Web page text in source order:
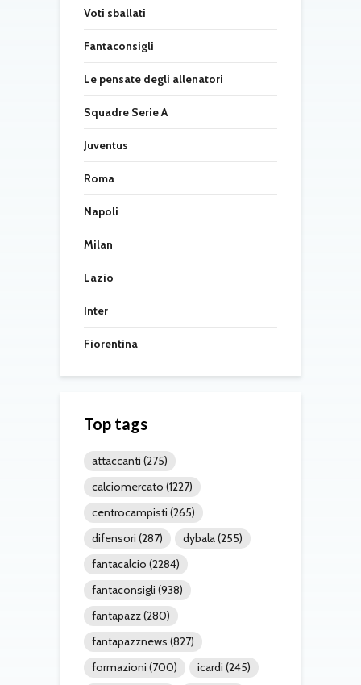
Voti sballati
Fantaconsigli
Le pensate degli allenatori
Squadre Serie A
Juventus
Roma
Napoli
Milan
Lazio
Inter
Fiorentina
Top tags
attaccanti (275)
calciomercato (1227)
centrocampisti (265)
difensori (287) dybala(255)
fantacalcio (2284)
fantaconsigli (938)
fantapazz(280)
fantapazznews (827)
formazioni (700) icardi (245)